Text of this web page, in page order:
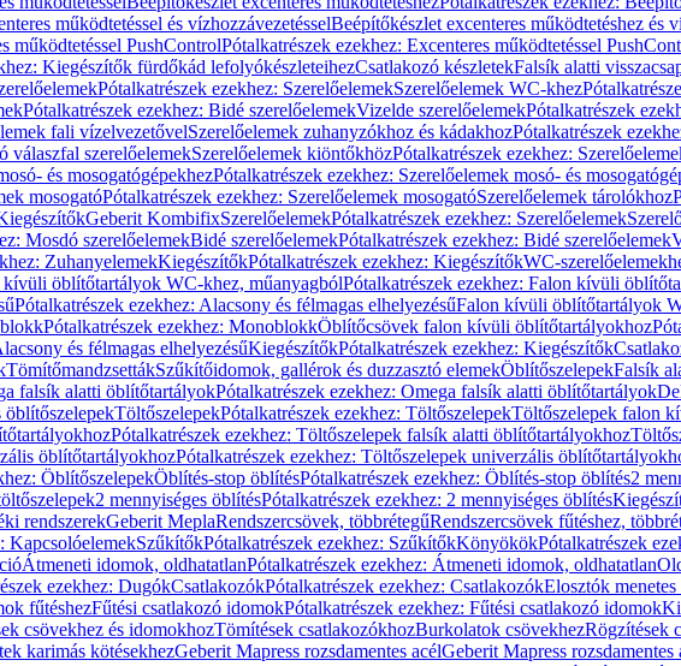
működtetéssel és vízhozzávezetésselBeépítőkészlet excenteres működtetéshez és
működtetéssel PushControlPótalkatrészek ezekhez: Excenteres működtetéssel
Kiegészítők fürdőkád lefolyókészleteihezCsatlakozó készletekFalsík alatti
Pótalkatrészek ezekhez: SzerelőelemekSzerelőelemek WC-khez
Pótalkatrészek ezekhez: Bidé szerelőelemekVizelde szerelőelemekPótalkatrészek
fali vízelvezetővelSzerelőelemek zuhanyzókhoz és kádakhozPótalkatrészek
válaszfal szerelőelemekSzerelőelemek kiöntőkhözPótalkatrészek ezekhez:
és mosogatógépekhezPótalkatrészek ezekhez: Szerelőelemek mosó- és
mosogatóPótalkatrészek ezekhez: Szerelőelemek mosogatóSzerelőelemek tárolókhoz
Geberit KombifixSzerelőelemekPótalkatrészek ezekhez: Szerelőelemek
Mosdó szerelőelemekBidé szerelőelemekPótalkatrészek ezekhez: Bidé szerelőelemek
ZuhanyelemekKiegészítőkPótalkatrészek ezekhez: KiegészítőkWC-
kívüli öblítőtartályok WC-khez, műanyagbólPótalkatrészek ezekhez: Falon kívüli
Pótalkatrészek ezekhez: Alacsony és félmagas elhelyezésűFalon kívüli öblítőtartályok
Pótalkatrészek ezekhez: MonoblokkÖblítőcsövek falon kívüli öblítőtartályokhoz
és félmagas elhelyezésűKiegészítőkPótalkatrészek ezekhez: Kiegészítők
TömítőmandzsettákSzűkítőidomok, gallérok és duzzasztó elemekÖblítőszelepekFalsík
falsík alatti öblítőtartályokPótalkatrészek ezekhez: Omega falsík alatti öblítőtartályok
öblítőszelepekTöltőszelepekPótalkatrészek ezekhez: TöltőszelepekTöltőszelepek falon
Pótalkatrészek ezekhez: Töltőszelepek falsík alatti öblítőtartályokhoz
öblítőtartályokhozPótalkatrészek ezekhez: Töltőszelepek univerzális
ÖblítőszelepekÖblítés-stop öblítésPótalkatrészek ezekhez: Öblítés-stop öblítés2
2 mennyiséges öblítésPótalkatrészek ezekhez: 2 mennyiséges öblítés
rendszerekGeberit MeplaRendszercsövek, többrétegűRendszercsövek fűtéshez,
KapcsolóelemekSzűkítőkPótalkatrészek ezekhez: SzűkítőkKönyökökPótalkatrészek
Átmeneti idomok, oldhatatlanPótalkatrészek ezekhez: Átmeneti idomok, oldhatatlan
ezekhez: DugókCsatlakozókPótalkatrészek ezekhez: CsatlakozókElosztók
fűtéshezFűtési csatlakozó idomokPótalkatrészek ezekhez: Fűtési csatlakozó idomok
csövekhez és idomokhozTömítések csatlakozókhozBurkolatok csövekhezRögzítések
karimás kötésekhezGeberit Mapress rozsdamentes acélGeberit Mapress rozsdamentes